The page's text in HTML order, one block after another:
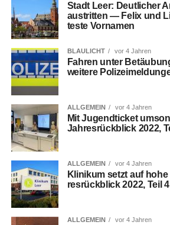
Stadt Leer: Deut­li­cher
aus­trit­ten — Felix und
tes­te Vornamen
BLAULICHT vor 4 Jahren
Fah­ren unter
wei­te­re
ALLGEMEIN vor 4 Jahren
Mit Jugend­ti­cket
Jah­res­rück­blick 2022,
ALLGEMEIN vor 4 Jahren
Kli­ni­kum setzt auf
res­rück­blick 2022, Teil 4
ALLGEMEIN vor 4 Jahren